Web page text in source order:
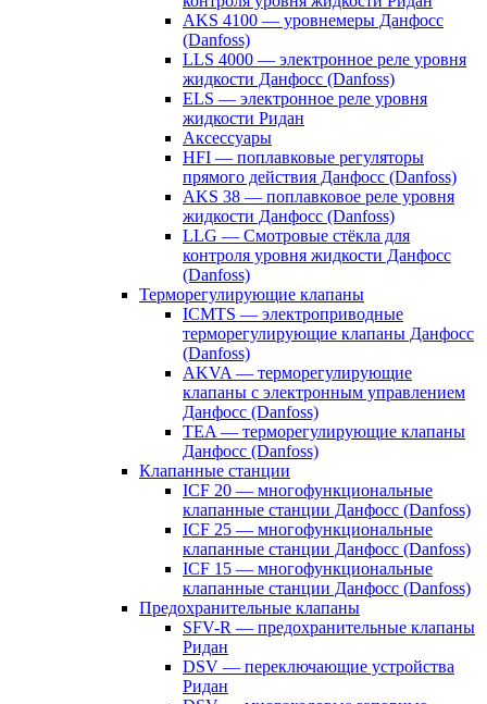
AKS 4100 — уровнемеры Данфосс
(Danfoss)
LLS 4000 — электронное реле уровня
жидкости Данфосс (Danfoss)
ELS — электронное реле уровня
жидкости Ридан
Аксессуары
HFI — поплавковые регуляторы
прямого действия Данфосс (Danfoss)
AKS 38 — поплавковое реле уровня
жидкости Данфосс (Danfoss)
LLG — Смотровые стёкла для
контроля уровня жидкости Данфосс
(Danfoss)
Терморегулирующие клапаны
ICMTS — электроприводные
терморегулирующие клапаны Данфосс
(Danfoss)
AKVA — терморегулирующие
клапаны с электронным управлением
Данфосс (Danfoss)
TEA — терморегулирующие клапаны
Данфосс (Danfoss)
Клапанные станции
ICF 20 — многофункциональные
клапанные станции Данфосс (Danfoss)
ICF 25 — многофункциональные
клапанные станции Данфосс (Danfoss)
ICF 15 — многофункциональные
клапанные станции Данфосс (Danfoss)
Предохранительные клапаны
SFV-R — предохранительные клапаны
Ридан
DSV — переключающие устройства
Ридан